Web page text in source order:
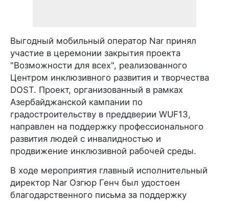
Выгодный мобильный оператор Nar принял
участие в церемонии закрытия проекта
"Возможности для всех", реализованного
Центром инклюзивного развития и творчества
DOST. Проект, организованный в рамках
Азербайджанской кампании по
градостроительству в преддверии WUF13,
направлен на поддержку профессионального
развития людей с инвалидностью и
продвижение инклюзивной рабочей среды.
В ходе мероприятия главный исполнительный
директор Nar Озгюр Генч был удостоен
благодарственного письма за поддержку